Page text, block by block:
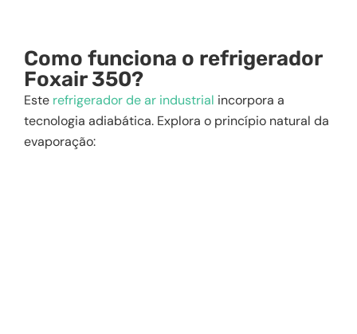
Como funciona o refrigerador
Foxair 350?
Este refrigerador de ar industrial incorpora a
tecnologia adiabática. Explora o princípio natural da
evaporação: